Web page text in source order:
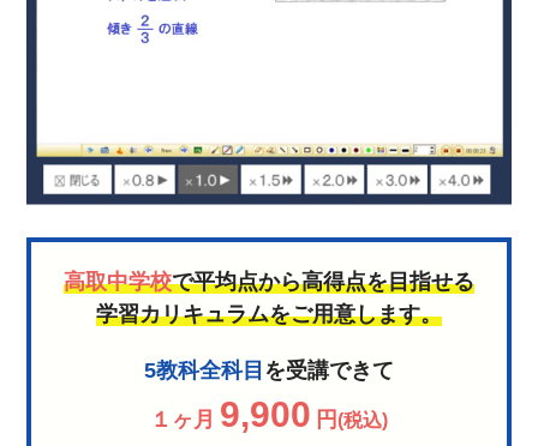
高取中学校で平均点から高得点を目指せる
学習カリキュラムをご用意します。
5教科全科目 を受講できて
１ヶ月 9,900 円(税込)